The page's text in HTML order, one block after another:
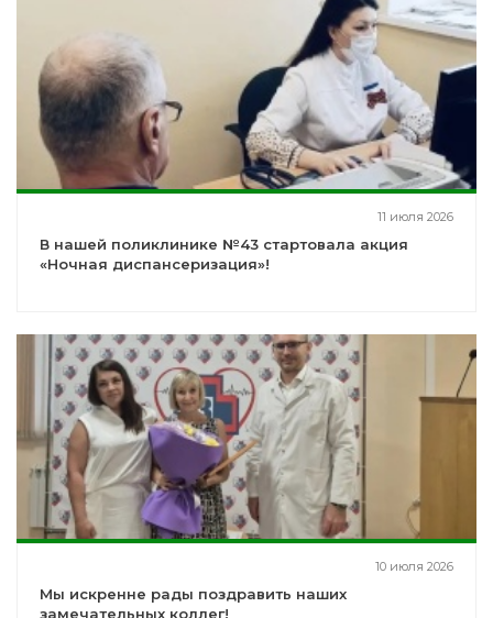
11 июля 2026
В нашей поликлинике №43 стартовала акция
«Ночная диспансеризация»!
10 июля 2026
Мы искренне рады поздравить наших
замечательных коллег!